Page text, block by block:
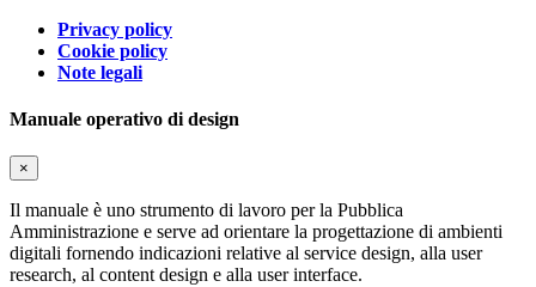
Privacy policy
Cookie policy
Note legali
Manuale operativo di design
×
Il manuale è uno strumento di lavoro per la Pubblica
Amministrazione e serve ad orientare la progettazione di ambienti
digitali fornendo indicazioni relative al service design, alla user
research, al content design e alla user interface.